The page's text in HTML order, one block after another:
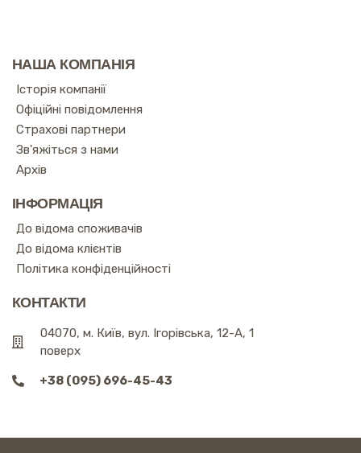
НАША КОМПАНІЯ
Історія компанії
Офіційні повідомлення
Страхові партнери
Зв'яжіться з нами
Архів
ІНФОРМАЦІЯ
До відома споживачів
До відома клієнтів
Політика конфіденційності
КОНТАКТИ
04070, м. Київ, вул. Ігорівська, 12-А, 1
поверх
+38 (095) 696-45-43